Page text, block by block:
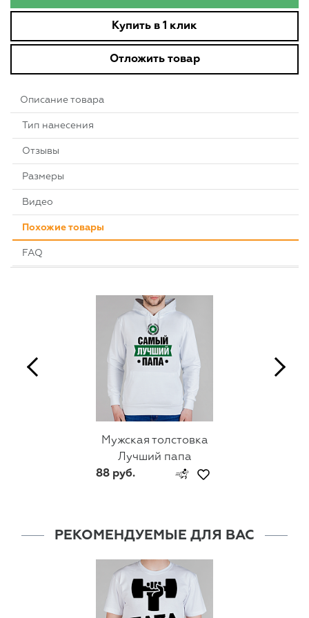
Купить в 1 клик
Отложить товар
Описание товара
Тип нанесения
Отзывы
Размеры
Видео
Похожие товары
FAQ
Мужская толстовка
Лучший папа
88 руб.
РЕКОМЕНДУЕМЫЕ ДЛЯ ВАС